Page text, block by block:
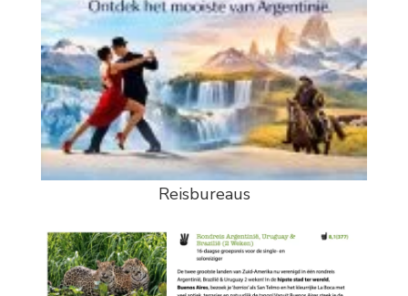
Reisbureaus